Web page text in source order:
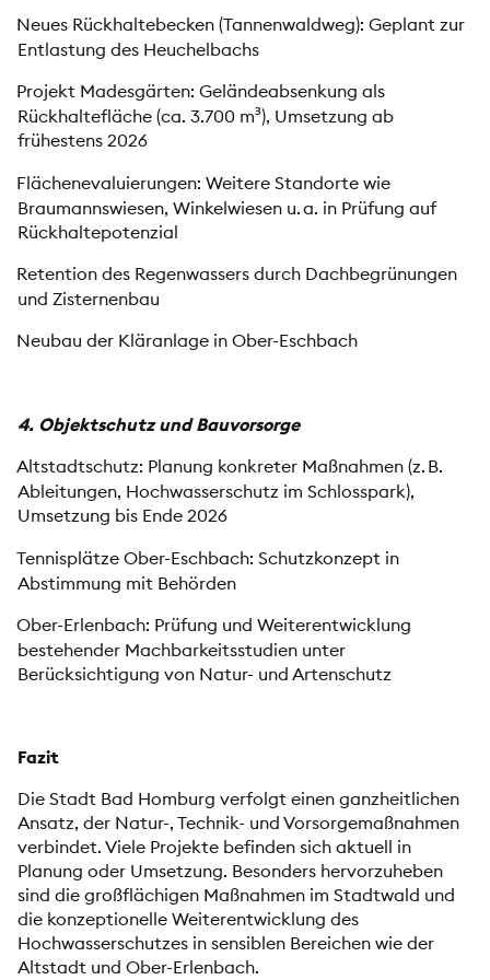
Neues Rückhaltebecken (Tannenwaldweg): Geplant zur
Entlastung des Heuchelbachs
Projekt Madesgärten: Geländeabsenkung als
Rückhaltefläche (ca. 3.700 m³), Umsetzung ab
frühestens 2026
Flächenevaluierungen: Weitere Standorte wie
Braumannswiesen, Winkelwiesen u. a. in Prüfung auf
Rückhaltepotenzial
Retention des Regenwassers durch Dachbegrünungen
und Zisternenbau
Neubau der Kläranlage in Ober-Eschbach
4. Objektschutz und Bauvorsorge
Altstadtschutz: Planung konkreter Maßnahmen (z. B.
Ableitungen, Hochwasserschutz im Schlosspark),
Umsetzung bis Ende 2026
Tennisplätze Ober-Eschbach: Schutzkonzept in
Abstimmung mit Behörden
Ober-Erlenbach: Prüfung und Weiterentwicklung
bestehender Machbarkeitsstudien unter
Berücksichtigung von Natur- und Artenschutz
Fazit
Die Stadt Bad Homburg verfolgt einen ganzheitlichen
Ansatz, der Natur-, Technik- und Vorsorgemaßnahmen
verbindet. Viele Projekte befinden sich aktuell in
Planung oder Umsetzung. Besonders hervorzuheben
sind die großflächigen Maßnahmen im Stadtwald und
die konzeptionelle Weiterentwicklung des
Hochwasserschutzes in sensiblen Bereichen wie der
Altstadt und Ober-Erlenbach.